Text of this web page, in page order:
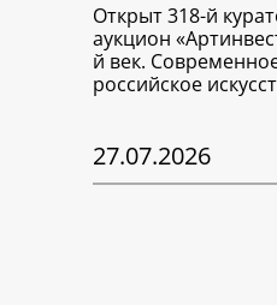
Открыт 318-й
аукцион
й век.
российское
27.07.2026